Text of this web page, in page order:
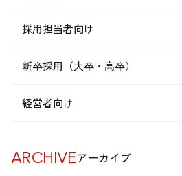
採用担当者向け
新卒採用（大卒・高卒）
経営者向け
ARCHIVEアーカイブ